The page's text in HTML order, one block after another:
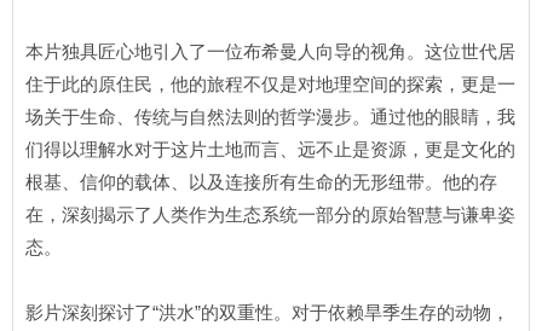
本片独具匠心地引入了一位布希曼人向导的视角。这位世代居
住于此的原住民，他的旅程不仅是对地理空间的探索，更是一
场关于生命、传统与自然法则的哲学漫步。通过他的眼睛，我
们得以理解水对于这片土地而言、远不止是资源，更是文化的
根基、信仰的载体、以及连接所有生命的无形纽带。他的存
在，深刻揭示了人类作为生态系统一部分的原始智慧与谦卑姿
态。
影片深刻探讨了“洪水”的双重性。对于依赖旱季生存的动物，